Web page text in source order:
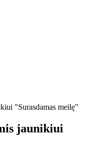
"Surasdamas meilę"
jaunikiui